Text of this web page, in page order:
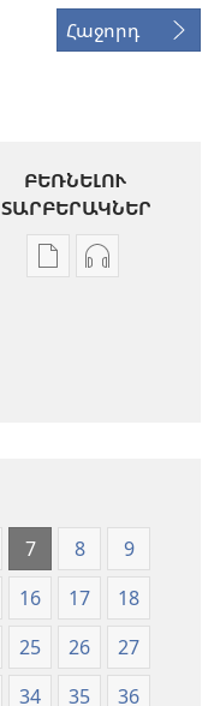
Հաջորդ
ԲԵՌՆԵԼՈՒ
ՏԱՐԲԵՐԱԿՆԵՐ
Թվային
7 8
9
16 17
18
25 26
27
34 35
36